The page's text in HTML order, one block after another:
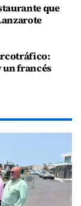
que
un francés